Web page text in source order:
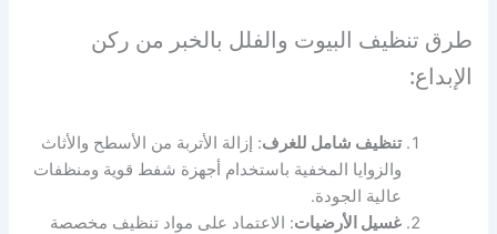
طرق تنظيف البيوت والفلل بالخبر من ركن
الإبداع:
تنظيف شامل للغرف: إزالة الأتربة من الأسطح والأثاث
والزوايا المخفية باستخدام أجهزة شفط قوية ومنظفات
عالية الجودة.
غسيل الأرضيات: الاعتماد على مواد تنظيف مخصصة